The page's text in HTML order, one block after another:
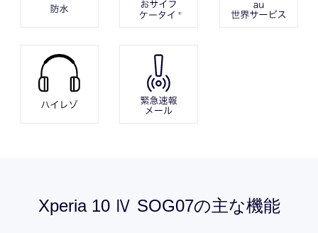
Xperia 10 Ⅳ SOG07の主な機能